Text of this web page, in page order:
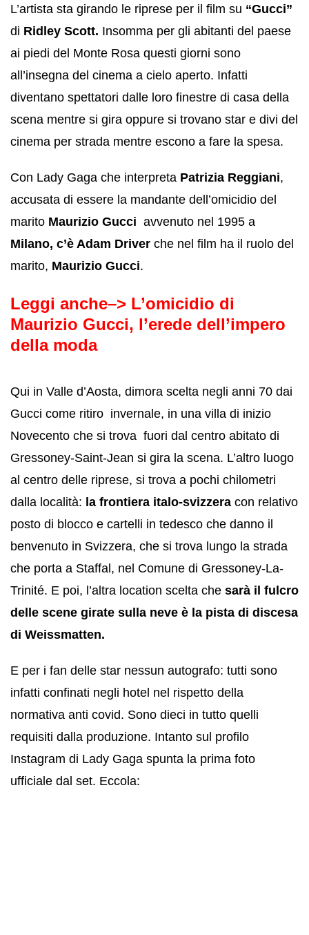
L’artista sta girando le riprese per il film su “Gucci”
di Ridley Scott. Insomma per gli abitanti del paese
ai piedi del Monte Rosa questi giorni sono
all’insegna del cinema a cielo aperto. Infatti
diventano spettatori dalle loro finestre di casa della
scena mentre si gira oppure si trovano star e divi del
cinema per strada mentre escono a fare la spesa.
Con Lady Gaga che interpreta Patrizia Reggiani,
accusata di essere la mandante dell’omicidio del
marito Maurizio Gucci avvenuto nel 1995 a
Milano, c’è Adam Driver che nel film ha il ruolo del
marito, Maurizio Gucci.
Leggi anche–> L’omicidio di
Maurizio Gucci, l’erede dell’impero
della moda
Qui in Valle d’Aosta, dimora scelta negli anni 70 dai
Gucci come ritiro invernale, in una villa di inizio
Novecento che si trova fuori dal centro abitato di
Gressoney-Saint-Jean si gira la scena. L’altro luogo
al centro delle riprese, si trova a pochi chilometri
dalla località: la frontiera italo-svizzera con relativo
posto di blocco e cartelli in tedesco che danno il
benvenuto in Svizzera, che si trova lungo la strada
che porta a Staffal, nel Comune di Gressoney-La-
Trinité. E poi, l’altra location scelta che sarà il fulcro
delle scene girate sulla neve è la pista di discesa
di Weissmatten.
E per i fan delle star nessun autografo: tutti sono
infatti confinati negli hotel nel rispetto della
normativa anti covid. Sono dieci in tutto quelli
requisiti dalla produzione. Intanto sul profilo
Instagram di Lady Gaga spunta la prima foto
ufficiale dal set. Eccola: